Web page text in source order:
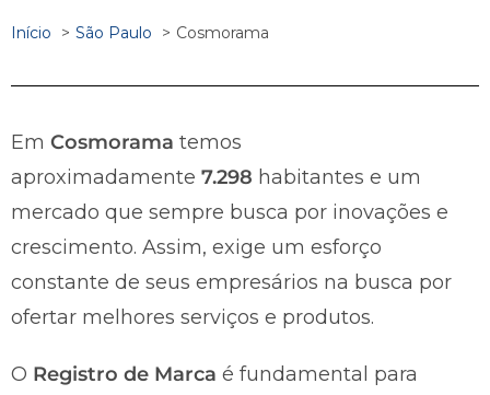
Início São Paulo Cosmorama
Em Cosmorama temos
aproximadamente 7.298 habitantes e um
mercado que sempre busca por inovações e
crescimento. Assim, exige um esforço
constante de seus empresários na busca por
ofertar melhores serviços e produtos.
O Registro de Marca é fundamental para